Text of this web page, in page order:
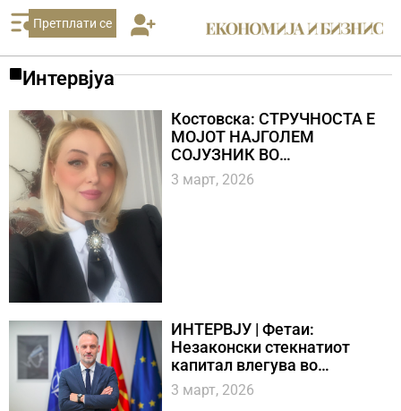
Претплати се
Интервјуа
Костовска: СТРУЧНОСТА Е
МОЈОТ НАЈГОЛЕМ
СОЈУЗНИК ВО
ОСИГУРУВАЊЕТО
3 март, 2026
ИНТЕРВЈУ | Фетаи:
Незаконски стекнатиот
капитал влегува во
легалните текови и ги
нарушува условите за фер
3 март, 2026